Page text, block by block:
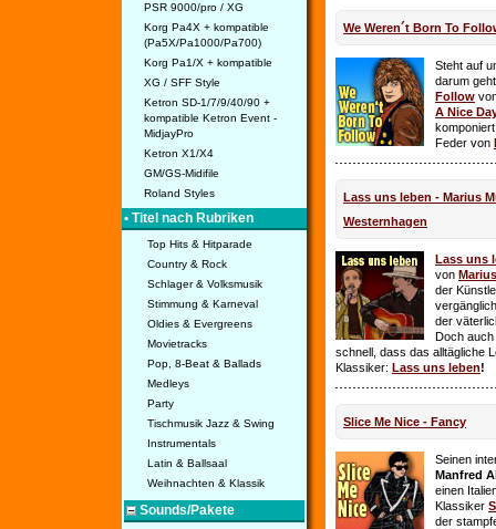
PSR 9000/pro / XG
Korg Pa4X + kompatible
(Pa5X/Pa1000/Pa700)
Korg Pa1/X + kompatible
XG / SFF Style
Ketron SD-1/7/9/40/90 +
kompatible Ketron Event -
MidjayPro
Ketron X1/X4
GM/GS-Midifile
Roland Styles
• Titel nach Rubriken
Top Hits & Hitparade
Country & Rock
Schlager & Volksmusik
Stimmung & Karneval
Oldies & Evergreens
Movietracks
Pop, 8-Beat & Ballads
Medleys
Party
Tischmusik Jazz & Swing
Instrumentals
Latin & Ballsaal
Weihnachten & Klassik
Sounds/Pakete
We Weren´t Born To
Steht auf
darum
Follow
A Nice
Feder von
Lass uns leben - Marius
Westernhagen
Lass uns
von
der
der
Doch auch
schnell, dass das alltägliche
Klassiker: Lass uns leben!
Slice Me Nice - Fancy
Seinen
Manfred
einen
Klassiker
der